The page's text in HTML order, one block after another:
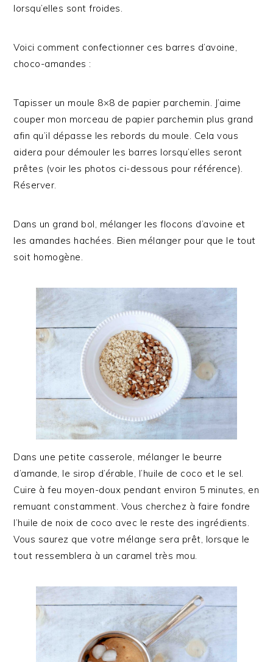
lorsqu’elles sont froides.
Voici comment confectionner ces barres d’avoine,
choco-amandes :
Tapisser un moule 8×8 de papier parchemin. J’aime
couper mon morceau de papier parchemin plus grand
afin qu’il dépasse les rebords du moule. Cela vous
aidera pour démouler les barres lorsqu’elles seront
prêtes (voir les photos ci-dessous pour référence).
Réserver.
Dans un grand bol, mélanger les flocons d’avoine et
les amandes hachées. Bien mélanger pour que le tout
soit homogène.
Dans une petite casserole, mélanger le beurre
d’amande, le sirop d’érable, l’huile de coco et le sel.
Cuire à feu moyen-doux pendant environ 5 minutes, en
remuant constamment. Vous cherchez à faire fondre
l’huile de noix de coco avec le reste des ingrédients.
Vous saurez que votre mélange sera prêt, lorsque le
tout ressemblera à un caramel très mou.